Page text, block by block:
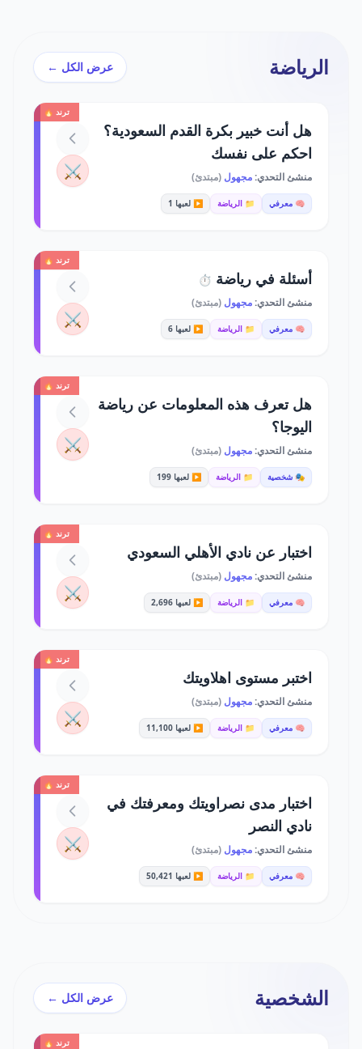
الرياضة عرض الكل ←
ترند 🔥
هل أنت خبير بكرة القدم السعودية؟
احكم على نفسك
منشئ التحدي:مجهول (مبتدئ)
🧠 معرفي 📁 الرياضة ▶️ لعبها 1
⚔️
ترند 🔥
أسئلة في رياضة ⏱️
منشئ التحدي:مجهول (مبتدئ)
🧠 معرفي 📁 الرياضة ▶️ لعبها 6 ⚔️
ترند 🔥
هل تعرف هذه المعلومات عن رياضة
اليوجا؟
منشئ التحدي:مجهول (مبتدئ)
🎭 شخصية 📁 الرياضة ▶️ لعبها 199
⚔️
ترند 🔥
اختبار عن نادي الأهلي السعودي
منشئ التحدي:مجهول (مبتدئ)
🧠 معرفي 📁 الرياضة ▶️ لعبها 2,696 ⚔️
ترند 🔥
اختبر مستوى اهلاويتك
منشئ التحدي:مجهول (مبتدئ)
🧠 معرفي 📁 الرياضة ▶️ لعبها 11,100 ⚔️
ترند 🔥
اختبار مدى نصراويتك ومعرفتك في
نادي النصر
منشئ التحدي:مجهول (مبتدئ)
🧠 معرفي 📁 الرياضة ▶️ لعبها 50,421
⚔️
الشخصية عرض الكل ←
ترند 🔥